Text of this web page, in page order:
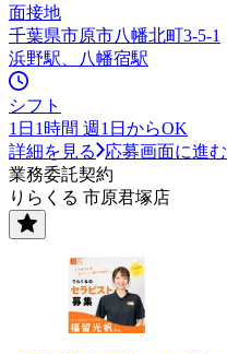
面接地
千葉県市原市八幡北町3-5-1
浜野駅、八幡宿駅
シフト
1日1時間 週1日からOK
詳細を見る
応募画面に進む
業務委託契約
りらくる 市原君塚店